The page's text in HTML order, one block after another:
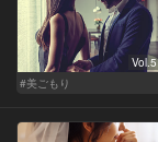
Vol.5
#美ごもり